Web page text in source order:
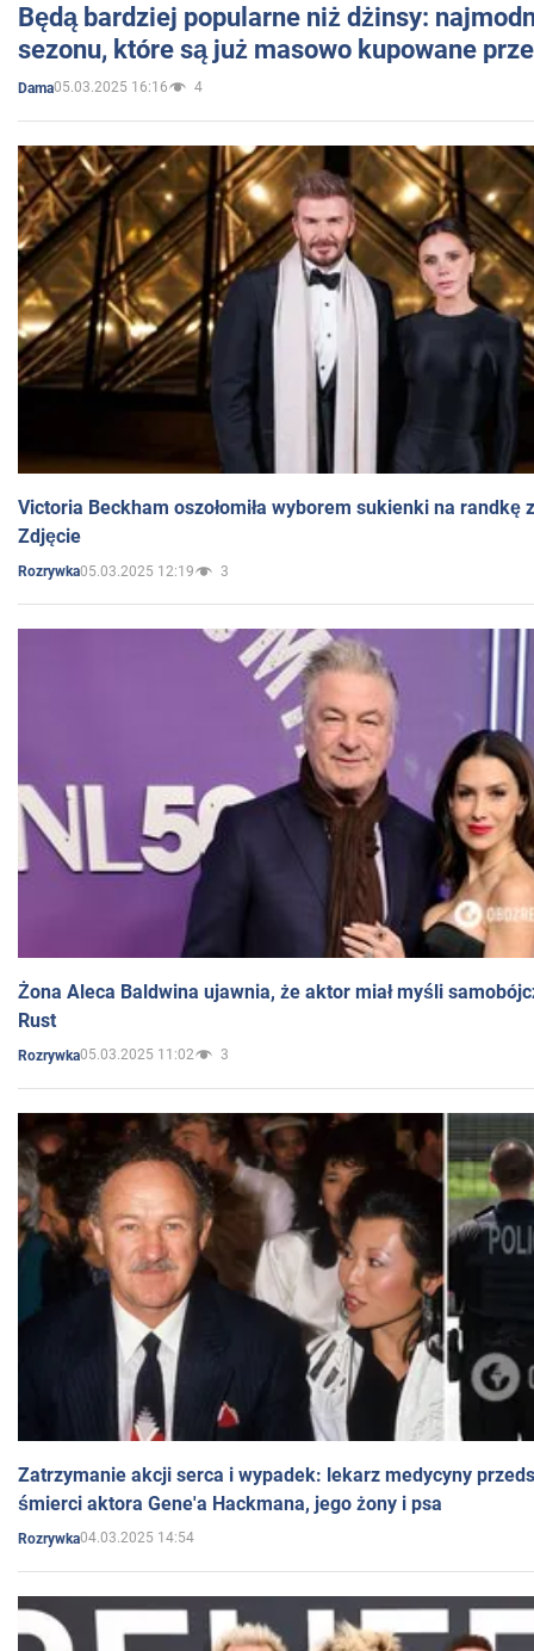
Będą bardziej popularne niż dżinsy:
sezonu, które są już masowo kupowane
Dama05.03.2025 16:16 4
Victoria Beckham oszołomiła wyborem sukienki na randkę
Zdjęcie
Rozrywka05.03.2025 12:19 3
Żona Aleca Baldwina ujawnia, że aktor miał myśli
Rust
Rozrywka05.03.2025 11:02 3
Zatrzymanie akcji serca i wypadek: lekarz medycyny
śmierci aktora Gene'a Hackmana, jego żony i psa
Rozrywka04.03.2025 14:54